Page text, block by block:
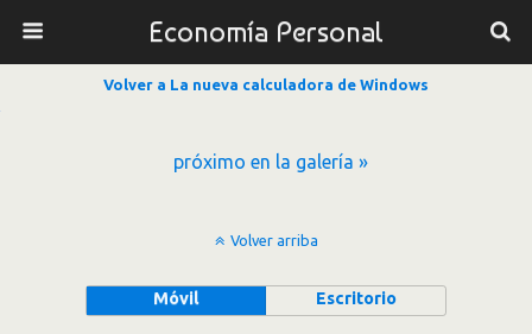
Economía Personal
Volver a La nueva calculadora de Windows
próximo en la galería »
Volver arriba
Móvil Escritorio